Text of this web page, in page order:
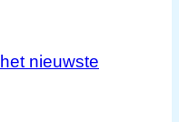
nieuwste